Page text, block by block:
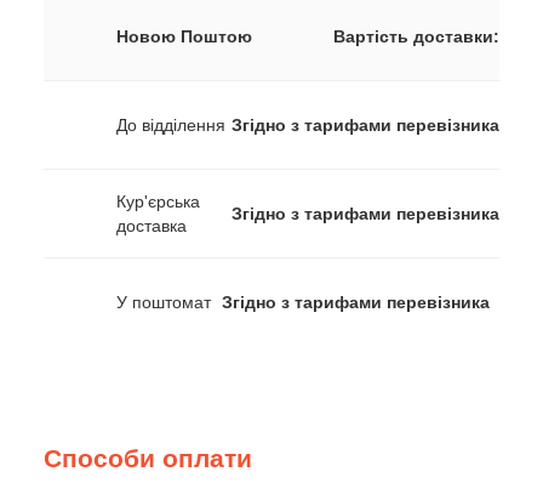
Новою Поштою Вартість доставки:
До відділення Згідно з тарифами перевізника
Кур'єрська
доставка
Згідно з тарифами перевізника
У поштомат Згідно з тарифами перевізника
Способи оплати